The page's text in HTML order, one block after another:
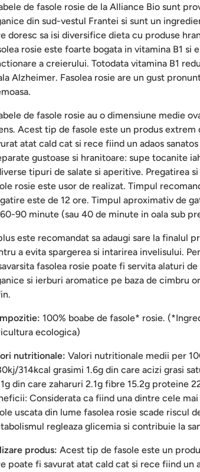
de fasole rosie de la Alliance Bio sunt
din sud-vestul Frantei si sunt un
doresc sa isi diversifice dieta cu produse
rosie este foarte bogata in vitamina B1 si
a creierului. Totodata vitamina B1
Alzheimer. Fasolea rosie are un gust
de fasole rosie au o dimensiune medie
Acest tip de fasole este un produs extrem
atat cald cat si rece fiind un adaos
gustoase si hranitoare: supe tocanite
tipuri de salate si aperitive. Pregatirea
rosie este usor de realizat. Timpul
este de 12 ore. Timpul aproximativ de
90 minute (sau 40 de minute in oala sub
este recomandat sa adaugi sare la finalul
a evita spargerea si intarirea invelisului.
fasolea rosie poate fi servita alaturi de
si ierburi aromatice pe baza de cimbru
100% boabe de fasole* rosie.
ecologica)
nutritionale: Valori nutritionale medii per
314kcal grasimi 1.6g din care acizi grasi
din care zaharuri 2.1g fibre 15.2g proteine
Considerata ca fiind una dintre cele
uscata din lume fasolea rosie scade riscul
regleaza glicemia si contribuie la
produs: Acest tip de fasole este un
poate fi savurat atat cald cat si rece fiind un